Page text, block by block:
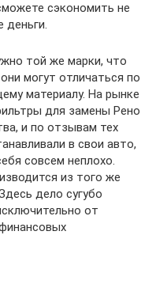
сэкономить не
деньги.
той же марки, что
могут отличаться по
материалу. На рынке
для замены Рено
и по отзывам тех
в свои авто,
совсем неплохо.
из того же
дело сугубо
от